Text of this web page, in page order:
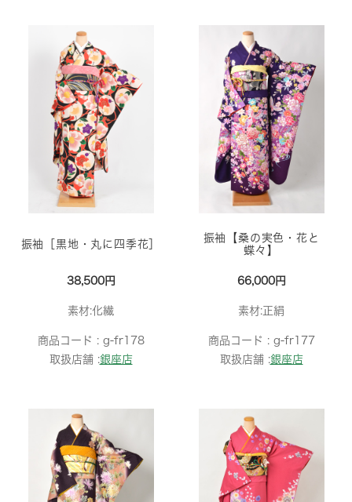
振袖［黒地・丸に四季花］
38,500円
素材:化繊
商品コード : g-fr178
取扱店舗 :銀座店
振袖【桑の実色・花と
蝶々】
66,000円
素材:正絹
商品コード : g-fr177
取扱店舗 :銀座店